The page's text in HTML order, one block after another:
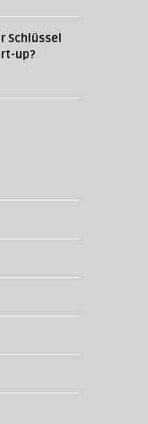
Schlüssel
up?